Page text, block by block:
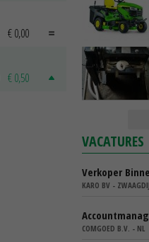
€ 0,00
€ 0,50
VACATURES
Verkoper
KARO BV -
COMGOED B.V. - NL